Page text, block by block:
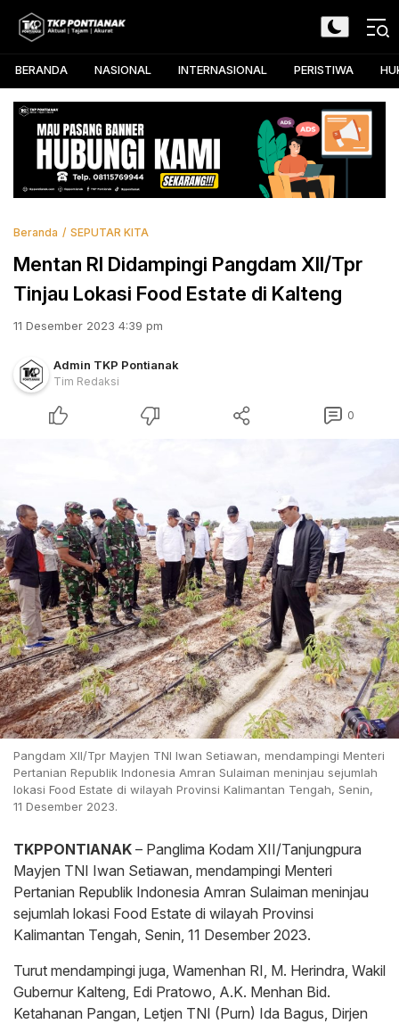
TKP Pontianak
Aktual, Tajam, dan Akurat
BERANDA NASIONAL INTERNASIONAL PERISTIWA
Beranda SEPUTAR KITA
Mentan RI Didampingi Pangdam XII/Tpr
Tinjau Lokasi Food Estate di Kalteng
11 Desember 2023 4:39 pm
Admin TKP Pontianak
Tim Redaksi
0
Pangdam XII/Tpr Mayjen TNI Iwan Setiawan, mendampingi Menteri
Pertanian Republik Indonesia Amran Sulaiman meninjau sejumlah
lokasi Food Estate di wilayah Provinsi Kalimantan Tengah, Senin,
11 Desember 2023.
TKPPONTIANAK – Panglima Kodam XII/Tanjungpura
Mayjen TNI Iwan Setiawan, mendampingi Menteri
Pertanian Republik Indonesia Amran Sulaiman meninjau
sejumlah lokasi Food Estate di wilayah Provinsi
Kalimantan Tengah, Senin, 11 Desember 2023.
Turut mendampingi juga, Wamenhan RI, M. Herindra, Wakil
Gubernur Kalteng, Edi Pratowo, A.K. Menhan Bid.
Ketahanan Pangan, Letjen TNI (Purn) Ida Bagus, Dirjen